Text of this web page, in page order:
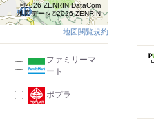
©2026 ZENRIN DataCom
地図データ©2026 ZENRIN
地図閲覧規約
ファミリーマ
ート
ポプラ